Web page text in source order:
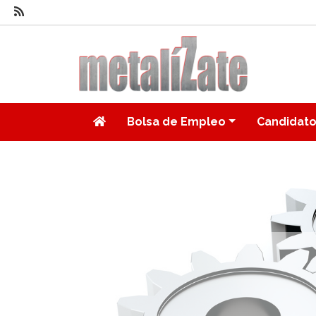
Bolsa de Empleo